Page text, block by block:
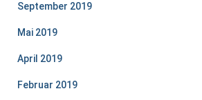
September 2019
Mai 2019
April 2019
Februar 2019